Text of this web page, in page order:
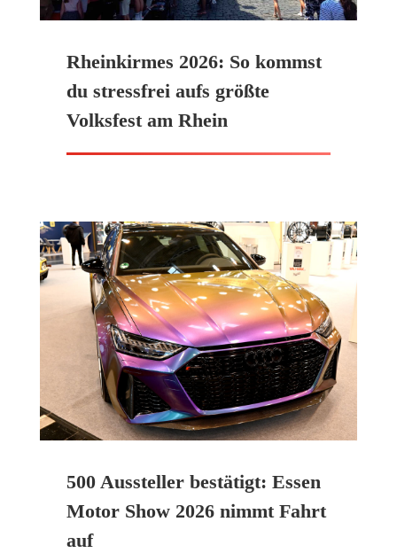
Rheinkirmes 2026: So kommst
du stressfrei aufs größte
Volksfest am Rhein
500 Aussteller bestätigt: Essen
Motor Show 2026 nimmt Fahrt
auf